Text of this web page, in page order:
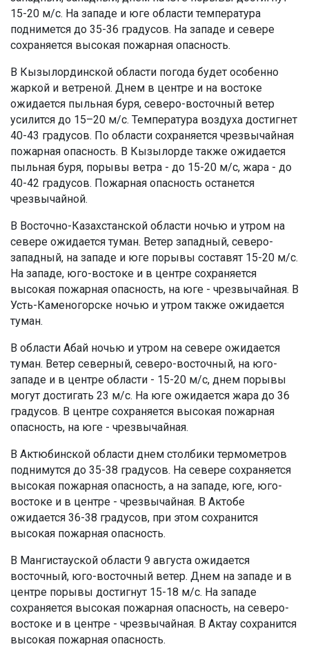
15-20 м/с. На западе и юге области температура
поднимется до 35-36 градусов. На западе и севере
сохраняется высокая пожарная опасность.
В Кызылординской области погода будет особенно
жаркой и ветреной. Днем в центре и на востоке
ожидается пыльная буря, северо-восточный ветер
усилится до 15–20 м/с. Температура воздуха достигнет
40-43 градусов. По области сохраняется чрезвычайная
пожарная опасность. В Кызылорде также ожидается
пыльная буря, порывы ветра - до 15-20 м/с, жара - до
40-42 градусов. Пожарная опасность останется
чрезвычайной.
В Восточно-Казахстанской области ночью и утром на
севере ожидается туман. Ветер западный, северо-
западный, на западе и юге порывы составят 15-20 м/с.
На западе, юго-востоке и в центре сохраняется
высокая пожарная опасность, на юге - чрезвычайная. В
Усть-Каменогорске ночью и утром также ожидается
туман.
В области Абай ночью и утром на севере ожидается
туман. Ветер северный, северо-восточный, на юго-
западе и в центре области - 15-20 м/с, днем порывы
могут достигать 23 м/с. На юге ожидается жара до 36
градусов. В центре сохраняется высокая пожарная
опасность, на юге - чрезвычайная.
В Актюбинской области днем столбики термометров
поднимутся до 35-38 градусов. На севере сохраняется
высокая пожарная опасность, а на западе, юге, юго-
востоке и в центре - чрезвычайная. В Актобе
ожидается 36-38 градусов, при этом сохранится
высокая пожарная опасность.
В Мангистауской области 9 августа ожидается
восточный, юго-восточный ветер. Днем на западе и в
центре порывы достигнут 15-18 м/с. На западе
сохраняется высокая пожарная опасность, на северо-
востоке и в центре - чрезвычайная. В Актау сохранится
высокая пожарная опасность.